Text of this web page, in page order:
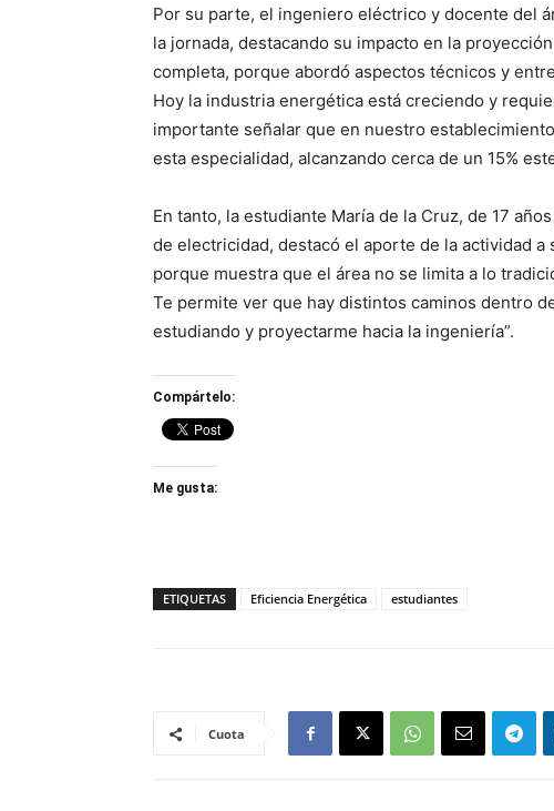
Por su parte, el ingeniero eléctrico y docente del
la jornada, destacando su impacto en la
completa, porque abordó aspectos técnicos y
Hoy la industria energética está creciendo y
importante señalar que en nuestro
esta especialidad, alcanzando cerca de un 15%
En tanto, la estudiante María de la Cruz, de 17
de electricidad, destacó el aporte de la actividad
porque muestra que el área no se limita a lo
Te permite ver que hay distintos caminos dentro
estudiando y proyectarme hacia la ingeniería”.
Compártelo:
Me gusta:
ETIQUETAS Eficiencia Energética estudiantes
Cuota